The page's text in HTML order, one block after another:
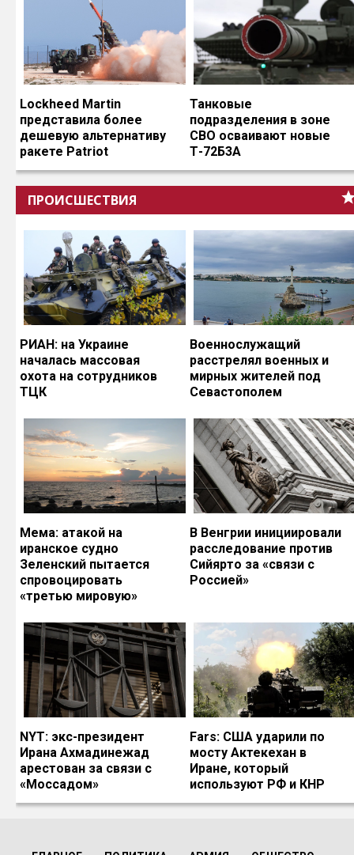
Lockheed Martin
представила более
дешевую альтернативу
ракете Patriot
Танковые
подразделения в зоне
СВО осваивают новые
Т-72Б3А
ПРОИСШЕСТВИЯ
РИАН: на Украине
началась массовая
охота на сотрудников
ТЦК
Военнослужащий
расстрелял военных и
мирных жителей под
Севастополем
Мема: атакой на
иранское судно
Зеленский пытается
спровоцировать
«третью мировую»
В Венгрии инициировали
расследование против
Сийярто за «связи с
Россией»
NYT: экс-президент
Ирана Ахмадинежад
арестован за связи с
«Моссадом»
Fars: США ударили по
мосту Актекехан в
Иране, который
используют РФ и КНР